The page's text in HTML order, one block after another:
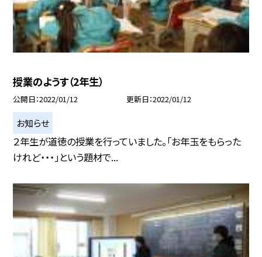
授業のようす（2年生）
公開日 2022/01/12 更新日 2022/01/12
お知らせ
２年生が道徳の授業を行っていました。「お年玉をもらった
けれど・・・」という題材で...